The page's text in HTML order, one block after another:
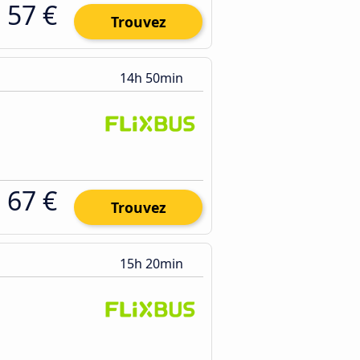
57 € Trouvez
14h 50min
67 € Trouvez
15h 20min